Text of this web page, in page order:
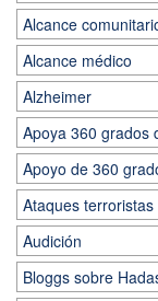
Alcance
Alcance médico
Alzheimer
Apoya 360 grados
Apoyo de 360
Ataques terroristas
Audición
Bloggs sobre